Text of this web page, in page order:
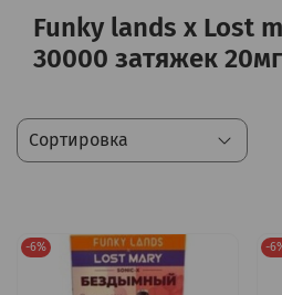
Funky lands x Lost
30000 затяжек
-6% -